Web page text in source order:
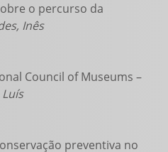
o percurso da
Inês
Council of Museums –
preventiva no